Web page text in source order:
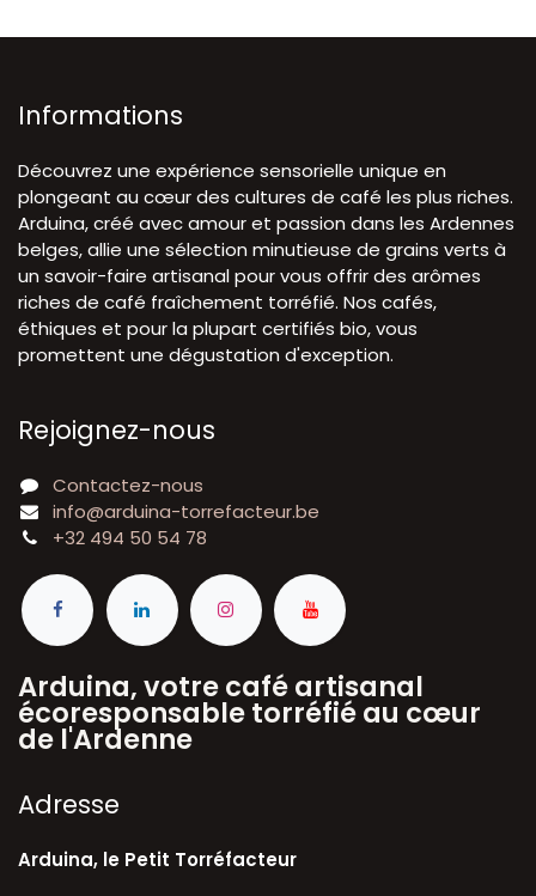
Informations
Découvrez une expérience sensorielle unique en
plongeant au cœur des cultures de café les plus riches.
Arduina, créé avec amour et passion dans les Ardennes
belges, allie une sélection minutieuse de grains verts à
un savoir-faire artisanal pour vous offrir des arômes
riches de café fraîchement torréfié. Nos cafés,
éthiques et pour la plupart certifiés bio, vous
promettent une dégustation d'exception.
Rejoignez-nous
Contactez-nous
info@arduina-torrefacteur.be
+32 494 50 54 78
Arduina, votre café artisanal
écoresponsable torréfié au cœur
de l'Ardenne
A​dresse
Arduina, le Petit Torréfacteur